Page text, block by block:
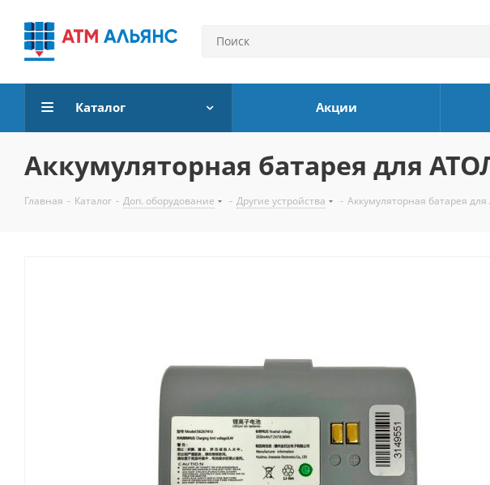
Каталог Акции
Аккумуляторная батарея для
Главная - Каталог - Доп. оборудование - Другие устройства - Аккумуляторная батарея